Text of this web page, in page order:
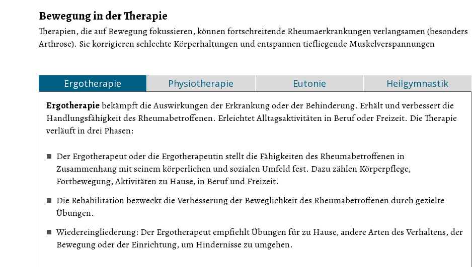
Bewegung in der Therapie
Therapien, die auf Bewegung fokussieren, können fortschreitende Rheumaerkrankungen verlangsamen (besonders
Arthrose). Sie korrigieren schlechte Körperhaltungen und entspannen tiefliegende Muskelverspannungen
Ergotherapie Physiotherapie Eutonie
Heilgymnastik
Ergotherapiebekämpft die Auswirkungen der Erkrankung oder der Behinderung. Erhält und verbessert die
Handlungsfähigkeit des Rheumabetroffenen. Erleichtet Alltagsaktivitäten in Beruf oder Freizeit. Die Therapie
verläuft in drei Phasen:
Der Ergotherapeut oder die Ergotherapeutin stellt die Fähigkeiten des Rheumabetroffenen in
Zusammenhang mit seinem körperlichen und sozialen Umfeld fest. Dazu zählen Körperpflege,
Fortbewegung, Aktivitäten zu Hause, in Beruf und Freizeit.
Die Rehabilitation bezweckt die Verbesserung der Beweglichkeit des Rheumabetroffenen durch gezielte
Übungen.
Wiedereingliederung: Der Ergotherapeut empfiehlt Übungen für zu Hause, andere Arten des Verhaltens, der
Bewegung oder der Einrichtung, um Hindernisse zu umgehen.